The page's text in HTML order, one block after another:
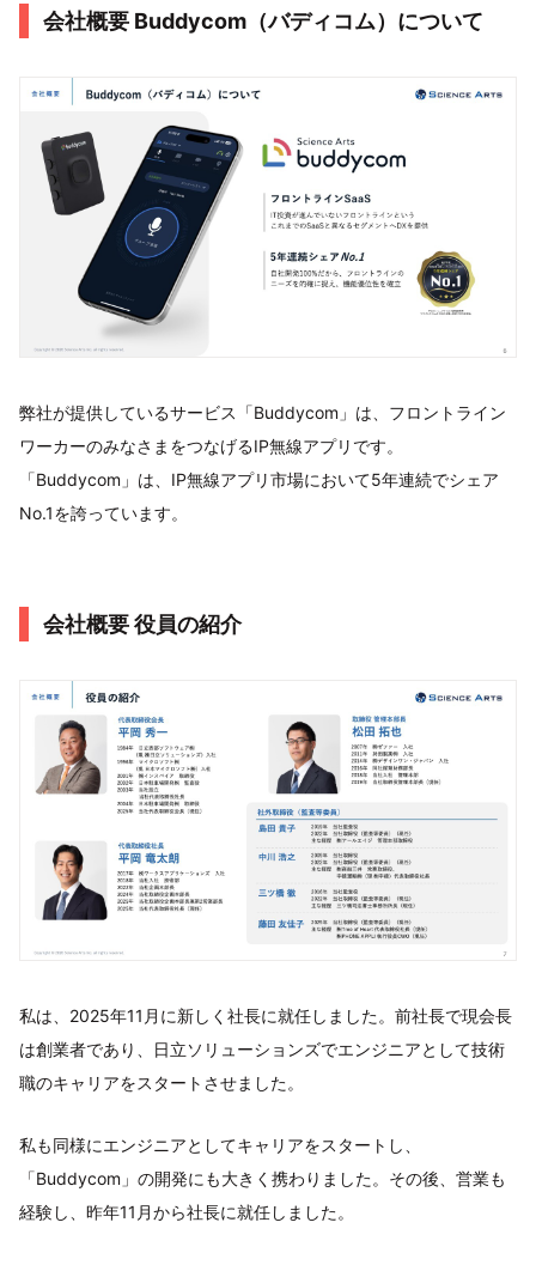
会社概要 Buddycom（バディコム）について
弊社が提供しているサービス「Buddycom」は、フロントライン
ワーカーのみなさまをつなげるIP無線アプリです。
「Buddycom」は、IP無線アプリ市場において5年連続でシェア
No.1を誇っています。
会社概要 役員の紹介
私は、2025年11月に新しく社長に就任しました。前社長で現会長
は創業者であり、日立ソリューションズでエンジニアとして技術
職のキャリアをスタートさせました。
私も同様にエンジニアとしてキャリアをスタートし、
「Buddycom」の開発にも大きく携わりました。その後、営業も
経験し、昨年11月から社長に就任しました。